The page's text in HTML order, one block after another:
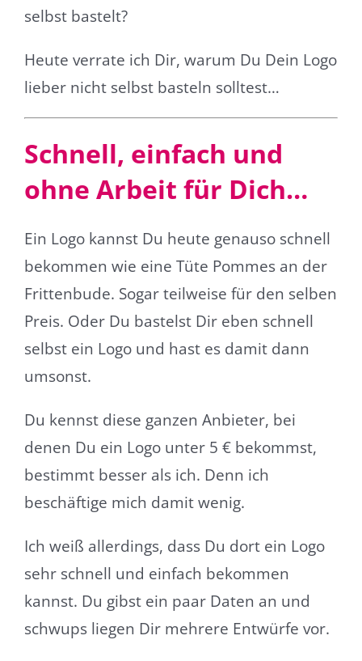
selbst bastelt?
Heute verrate ich Dir, warum Du Dein Logo
lieber nicht selbst basteln solltest…
Schnell, einfach und
ohne Arbeit für Dich…
Ein Logo kannst Du heute genauso schnell
bekommen wie eine Tüte Pommes an der
Frittenbude. Sogar teilweise für den selben
Preis. Oder Du bastelst Dir eben schnell
selbst ein Logo und hast es damit dann
umsonst.
Du kennst diese ganzen Anbieter, bei
denen Du ein Logo unter 5 € bekommst,
bestimmt besser als ich. Denn ich
beschäftige mich damit wenig.
Ich weiß allerdings, dass Du dort ein Logo
sehr schnell und einfach bekommen
kannst. Du gibst ein paar Daten an und
schwups liegen Dir mehrere Entwürfe vor.